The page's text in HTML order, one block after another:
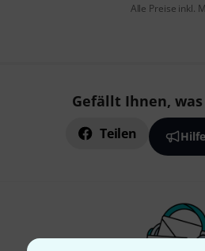
Alle Preise inkl.
Gefällt Ihnen, was
Teilen